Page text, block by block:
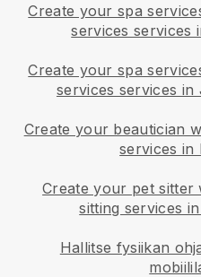
Create your spa
services services
Create your spa
services services
Create your beautician
services in
Create your pet sitter
sitting services
Hallitse fysiikan